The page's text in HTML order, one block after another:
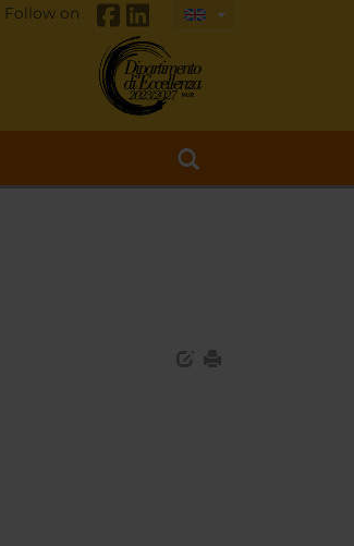
Follow on